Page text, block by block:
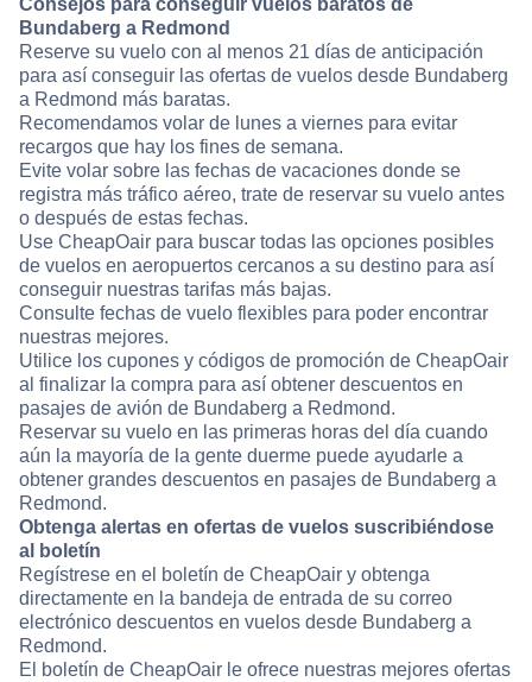
Consejos para conseguir vuelos baratos de
Bundaberg a Redmond
Reserve su vuelo con al menos 21 días de anticipación
para así conseguir las ofertas de vuelos desde Bundaberg
a Redmond más baratas.
Recomendamos volar de lunes a viernes para evitar
recargos que hay los fines de semana.
Evite volar sobre las fechas de vacaciones donde se
registra más tráfico aéreo, trate de reservar su vuelo antes
o después de estas fechas.
Use CheapOair para buscar todas las opciones posibles
de vuelos en aeropuertos cercanos a su destino para así
conseguir nuestras tarifas más bajas.
Consulte fechas de vuelo flexibles para poder encontrar
nuestras mejores.
Utilice los cupones y códigos de promoción de CheapOair
al finalizar la compra para así obtener descuentos en
pasajes de avión de Bundaberg a Redmond.
Reservar su vuelo en las primeras horas del día cuando
aún la mayoría de la gente duerme puede ayudarle a
obtener grandes descuentos en pasajes de Bundaberg a
Redmond.
Obtenga alertas en ofertas de vuelos suscribiéndose
al boletín
Regístrese en el boletín de CheapOair y obtenga
directamente en la bandeja de entrada de su correo
electrónico descuentos en vuelos desde Bundaberg a
Redmond.
El boletín de CheapOair le ofrece nuestras mejores ofertas